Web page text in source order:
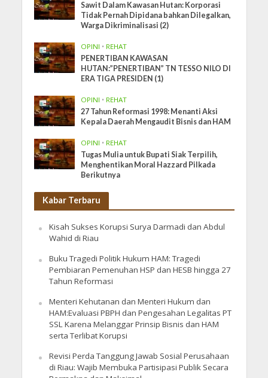
Sawit Dalam Kawasan Hutan: Korporasi
Tidak Pernah Dipidana bahkan Dilegalkan,
Warga Dikriminalisasi (2)
OPINI • REHAT
PENERTIBAN KAWASAN
HUTAN:”PENERTIBAN” TN TESSO NILO DI
ERA TIGA PRESIDEN (1)
OPINI • REHAT
27 Tahun Reformasi 1998: Menanti Aksi
Kepala Daerah Mengaudit Bisnis dan HAM
OPINI • REHAT
Tugas Mulia untuk Bupati Siak Terpilih,
Menghentikan Moral Hazzard Pilkada
Berikutnya
Kabar Terbaru
Kisah Sukses Korupsi Surya Darmadi dan Abdul
Wahid di Riau
Buku Tragedi Politik Hukum HAM: Tragedi
Pembiaran Pemenuhan HSP dan HESB hingga 27
Tahun Reformasi
Menteri Kehutanan dan Menteri Hukum dan
HAM:Evaluasi PBPH dan Pengesahan Legalitas PT
SSL Karena Melanggar Prinsip Bisnis dan HAM
serta Terlibat Korupsi
Revisi Perda Tanggung Jawab Sosial Perusahaan
di Riau: Wajib Membuka Partisipasi Publik Secara